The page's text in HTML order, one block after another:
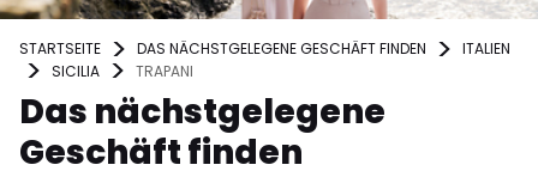
STARTSEITE DAS NÄCHSTGELEGENE GESCHÄFT FINDEN
ITALIEN
SICILIA
TRAPANI
Das nächstgelegene
Geschäft finden